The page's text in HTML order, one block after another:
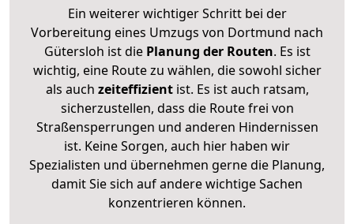
Ein weiterer wichtiger Schritt bei der
Vorbereitung eines Umzugs von Dortmund nach
Gütersloh ist diePlanung der Routen. Es ist
wichtig, eine Route zu wählen, die sowohl sicher
als auch zeiteffizientist. Es ist auch ratsam,
sicherzustellen, dass die Route frei von
Straßensperrungen und anderen Hindernissen
ist. Keine Sorgen, auch hier haben wir
Spezialisten und übernehmen gerne die Planung,
damit Sie sich auf andere wichtige Sachen
konzentrieren können.